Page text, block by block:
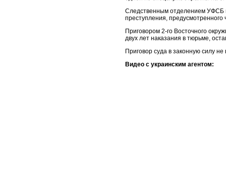
Следственным отделением УФСБ
преступления, предусмотренного
Приговором 2-го Восточного
двух лет наказания в тюрьме,
Приговор суда в законную силу не
Видео с украинским агентом: